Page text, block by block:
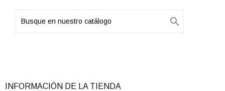
 
INFORMACIÓN DE LA TIENDA